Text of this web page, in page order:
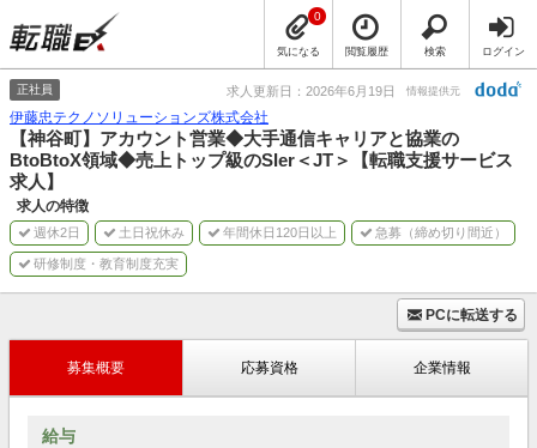
気になる
0
閲覧履歴 検索 ログイン
正社員 求人更新日：2026年6月19日 情報提供元
伊藤忠テクノソリューションズ株式会社
【神谷町】アカウント営業◆大手通信キャリアと協業の
BtoBtoX領域◆売上トップ級のSIer＜JT＞【転職支援サービス
求人】
求人の特徴
週休2日 土日祝休み 年間休日120日以上 急募（締め切り間近）
研修制度・教育制度充実
PCに転送する
募集概要 応募資格 企業情報
給与